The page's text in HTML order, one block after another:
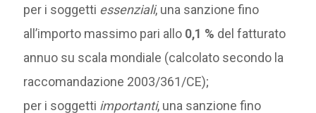
per i soggetti essenziali, una sanzione fino
all’importo massimo pari allo 0,1 % del fatturato
annuo su scala mondiale (calcolato secondo la
raccomandazione 2003/361/CE);
per i soggetti importanti, una sanzione fino